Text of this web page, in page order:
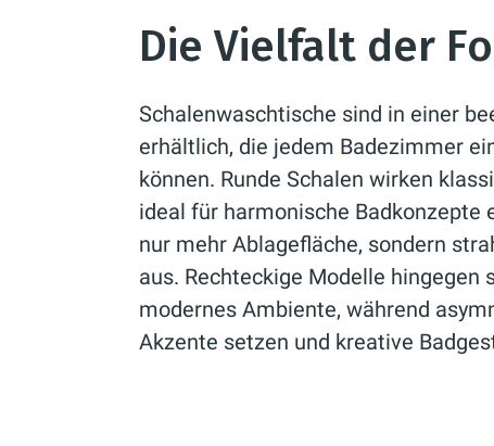
Die Vielfalt der
Schalenwaschtische sind in einer
erhältlich, die jedem Badezimmer
können. Runde Schalen wirken
ideal für harmonische Badkonzepte
nur mehr Ablagefläche, sondern
aus. Rechteckige Modelle hingegen
modernes Ambiente, während
Akzente setzen und kreative